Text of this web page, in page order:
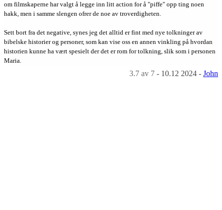
om filmskaperne har valgt å legge inn litt action for å "piffe" opp ting noen
hakk, men i samme slengen ofrer de noe av troverdigheten.
Sett bort fra det negative, synes jeg det alltid er fint med nye tolkninger av
bibelske historier og personer, som kan vise oss en annen vinkling på hvordan
historien kunne ha vært spesielt der det er rom for tolkning, slik som i personen
Maria.
3.7 av 7 - 10.12 2024 - John